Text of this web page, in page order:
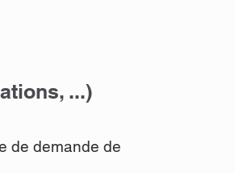
...)
de demande de